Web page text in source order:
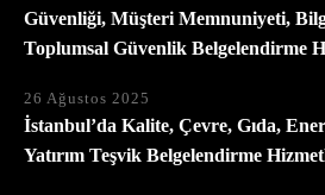
Güvenliği, Müşteri Memnuniyeti,
Toplumsal Güvenlik Belgelendirme
26 Ağustos 2025
İstanbul’da Kalite, Çevre, Gıda,
Yatırım Teşvik Belgelendirme